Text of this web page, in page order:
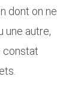
dont on ne
une autre,
constat